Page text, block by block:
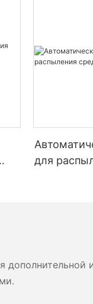
для
дополнительной